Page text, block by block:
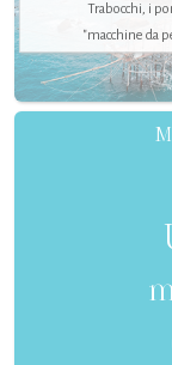
Trabocchi, i
"macchine da